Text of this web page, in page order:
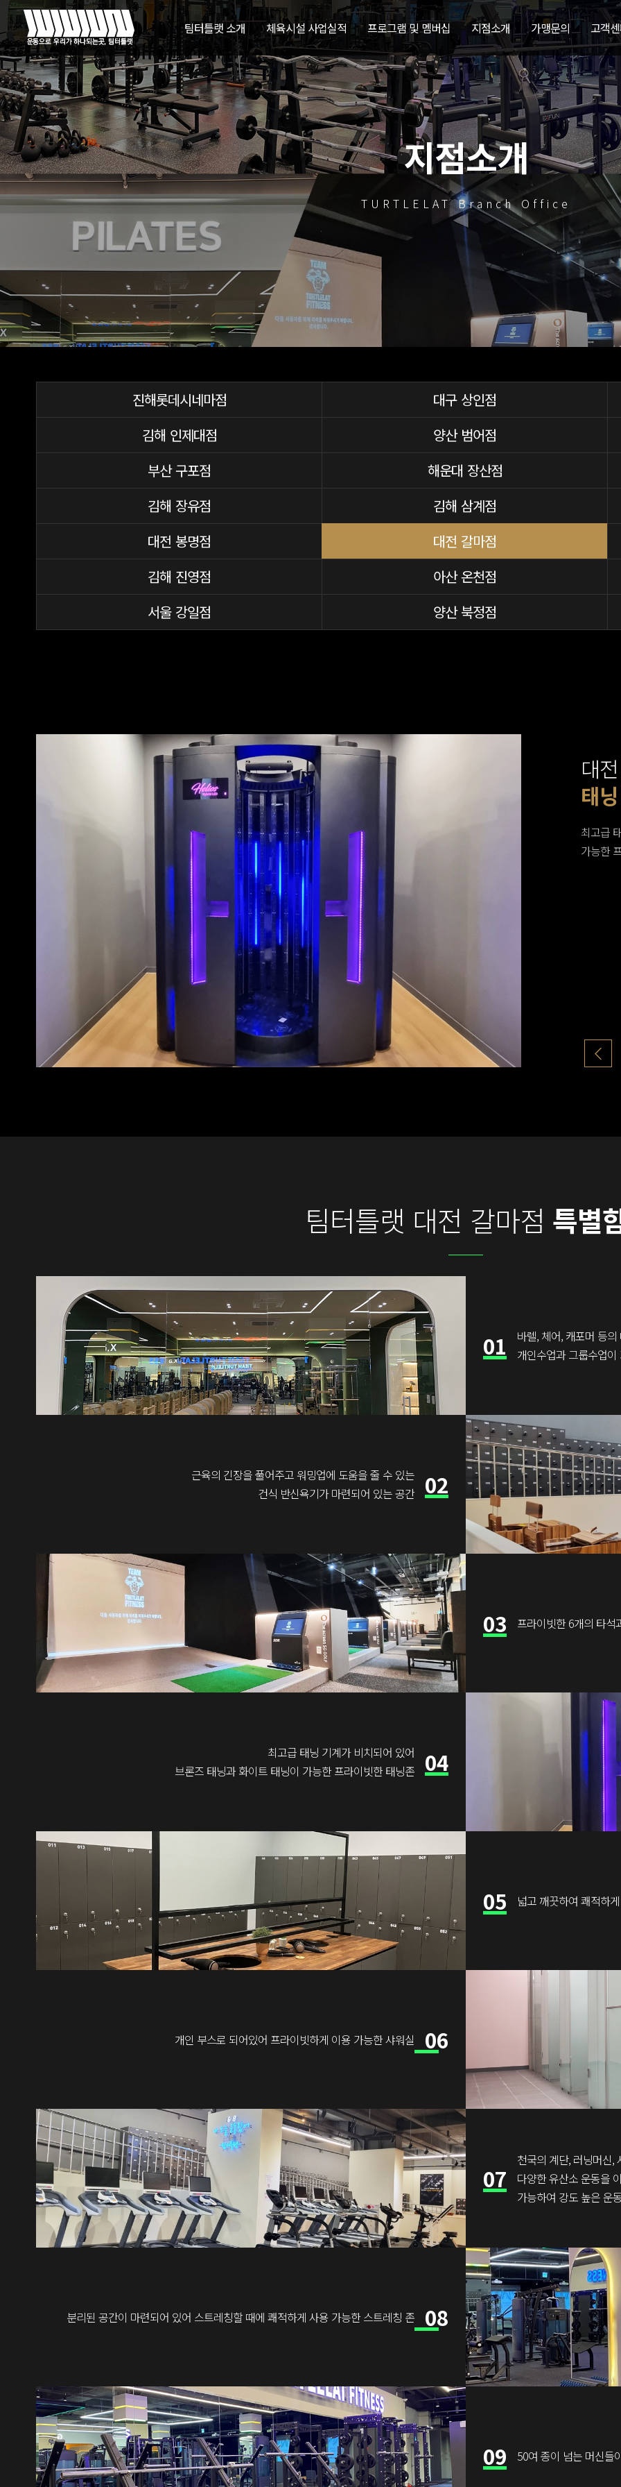
팀터틀랫 소개 체육시설 사업실적 프로그램 및 멤버십 지점소개 가맹문의 고객
지점소개
TURTLELAT Branch Office
진해롯데시네마점
대구 상인점
김해 인제대점
양산 범어점
부산 구포점
해운대 장산점
김해 장유점
김해 삼계점
대전 봉명점
대전 갈마점
김해 진영점
아산 온천점
서울 강일점
양산 북정점
대
골
대
태
최고급
가능한
대
스
분리된
스트레
웨
G.X
건
탈
샤
유
프
팀터틀랫 대전 갈마점 특별
01
바렐, 체어, 캐포머 등
개인수업과 그룹수업
02
근육의 긴장을 풀어주고 워밍업에 도움을 줄 수 있는
건식 반신욕기가 마련되어 있는 공간
03 프라이빗한 6개의 타석
04
최고급 태닝 기계가 비치되어 있어
브론즈 태닝과 화이트 태닝이 가능한 프라이빗한 태닝존
05 넓고 깨끗하여 쾌적하
06
개인 부스로 되어있어 프라이빗하게 이용 가능한 샤워실
07
천국의 계단, 러닝머신,
다양한 유산소 운동을
가능하여 강도 높은 운
08
분리된 공간이 마련되어 있어 스트레칭할 때에 쾌적하게 사용 가능한 스트레칭 존
09 50여 종이 넘는 머신들